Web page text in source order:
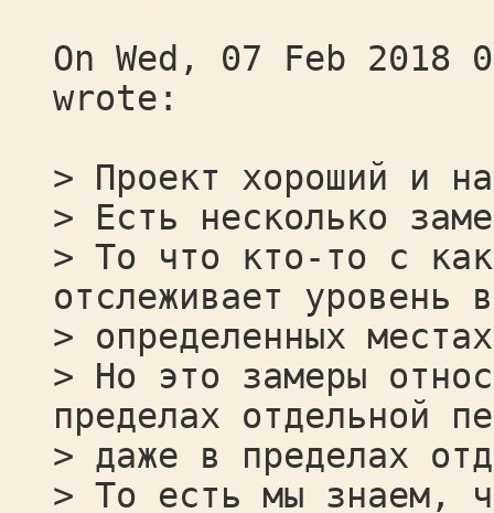
On Wed, 07 Feb 2018
wrote:
> Проект хороший и
> Есть несколько
> То что кто-то с
отслеживает уровень
> определенных
> Но это замеры
пределах отдельной
> даже в пределах
> То есть мы знаем,